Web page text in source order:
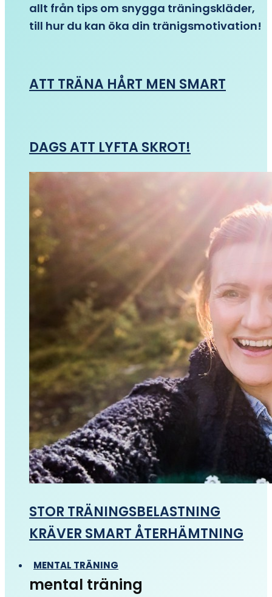
allt från tips om snygga träningskläder,
till hur du kan öka din tränigsmotivation!
ATT TRÄNA HÅRT MEN SMART
DAGS ATT LYFTA SKROT!
STOR TRÄNINGSBELASTNING
KRÄVER SMART ÅTERHÄMTNING
MENTAL TRÄNING
mental träning